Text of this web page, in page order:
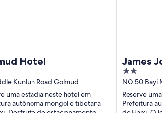
Hotel
Kunlun Road Golmud
uma estadia neste hotel em
autônoma mongol e tibetana
James
2
out
of
5
NO.50 Bayi
Mongol and
Qinghai
Reserve
Prefeitura